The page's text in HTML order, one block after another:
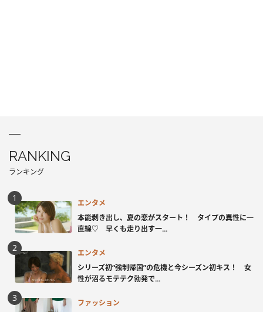
RANKING
ランキング
エンタメ
本能剥き出し、夏の恋がスタート！ タイプの異性に一
直線♡ 早くも走り出す一...
エンタメ
シリーズ初“強制帰国”の危機と今シーズン初キス！ 女
性が沼るモテテク勃発で...
ファッション